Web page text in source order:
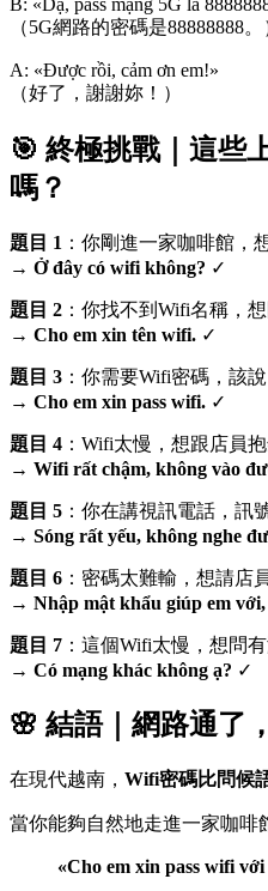
B: «Dạ, pass mạng 5G là
（5G網路的密碼是88888888。
A: «Được rồi, cảm ơn em!»
（好了，謝謝妳！）
🎯 終極挑戰｜這些
嗎？
題目 1 ：你剛進一家咖啡館，
→ Ở đây có wifi không? ✓
題目 2 ：你找不到Wifi名稱，
→ Cho em xin tên wifi. ✓
題目 3 ：你需要Wifi密碼，該說
→ Cho em xin pass wifi. ✓
題目 4 ：Wifi太慢，想跟店員
→ Wifi rất chậm, không vào
題目 5 ：你在講視訊電話，訊
→ Sóng rất yếu, không nghe
題目 6 ：密碼太難輸，想請店
→ Nhập mật khẩu giúp em
題目 7 ：這個Wifi太慢，想問
→ Có mạng khác không ạ? ✓
🌸 結語｜網路通了
在現代越南， Wifi密碼比問候
當你能夠自然地走進一家咖啡
«Cho em xin pass wifi với